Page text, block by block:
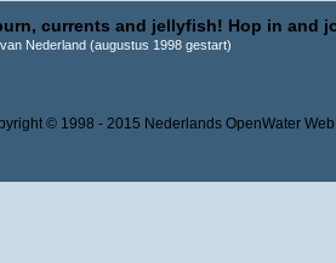
currents and jellyfish! Hop in and
Nederland (augustus 1998 gestart)
© 1998 - 2015 Nederlands OpenWater